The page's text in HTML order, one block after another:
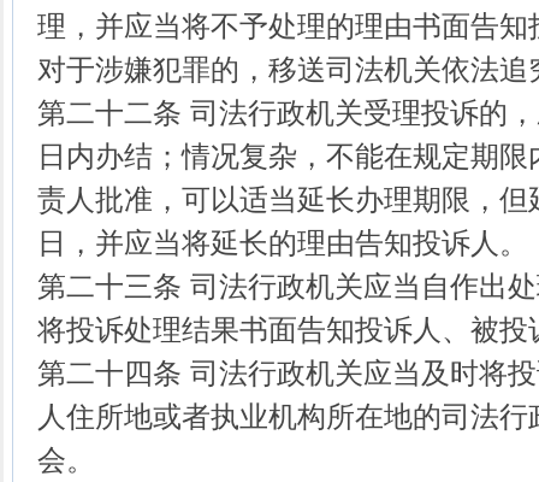
理，并应当将不予处理的理由书面告知
对于涉嫌犯罪的，移送司法机关依法追
第二十二条 司法行政机关受理投诉的
日内办结；情况复杂，不能在规定期
责人批准，可以适当延长办理期限，
日，并应当将延长的理由告知投诉人。
第二十三条 司法行政机关应当自作出
将投诉处理结果书面告知投诉人、被投
第二十四条 司法行政机关应当及时将
人住所地或者执业机构所在地的司法
会。